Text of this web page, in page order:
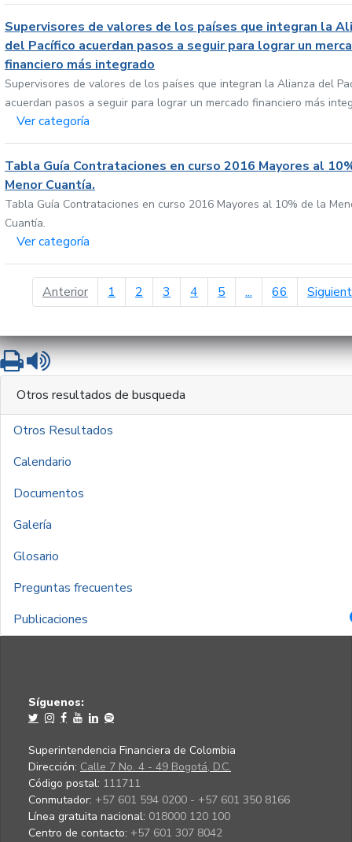
Supervisores de valores de los países que integran la
del Pacífico acuerdan pasos a seguir para lograr un
financiero más integrado
Supervisores de valores de los países que integran la Alianza del
acuerdan pasos a seguir para lograr un mercado financiero más
Ver categoría
Tabla Guía Contrataciones en curso 2016 Mayores al
Menor Cuantía.
Tabla Guía Contrataciones en curso 2016 Mayores al 10% de la
Cuantía.
Ver categoría
Anteriorpágina anterior
1 2 3 4 5 ... 66
ImprimirLeer contenido
Otros resultados de busqueda
Otros Resultados
Calendario
Documentos
Galería
Glosario
Preguntas frecuentes
Publicaciones
Síguenos:
Superintendencia Financiera de Colombia
Dirección: Calle 7 No. 4 - 49 Bogotá, D.C.
Código postal: 111711
Conmutador: +57 601 594 0200 - +57 601 350 8166
Línea gratuita nacional: 018000 120 100
Centro de contacto: +57 601 307 8042